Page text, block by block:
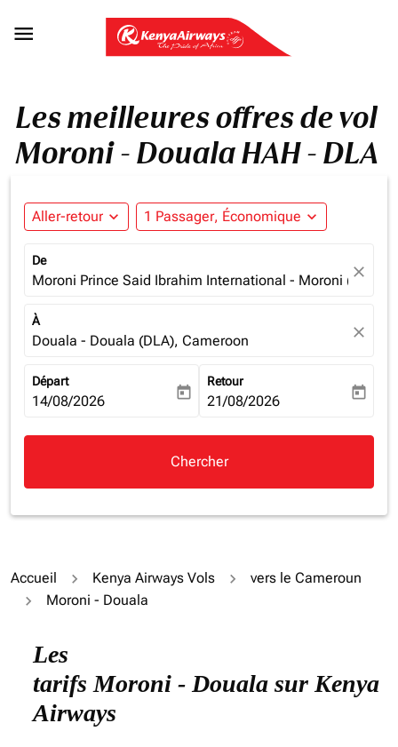

Les meilleures offres de vol
Moroni - Douala HAH - DLA
Aller-retour expand_more 1 Passager, Économique expand_more
De
Moroni Prince Said Ibrahim International - Moroni (HAH),
close
À
Douala - Douala (DLA), Cameroon close
Départ
fc-booking-departure-date-aria-label
14/08/2026 today
Retour
fc-booking-return-date-aria-
21/08/2026 today
Chercher
Accueil Kenya Airways Vols
vers le Cameroun
Moroni - Douala
Les
tarifs Moroni - Douala sur Kenya
Airways
Essayez de mettre à jour votre itinéraire (origine et/